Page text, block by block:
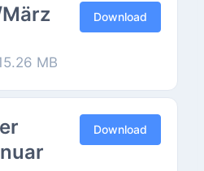
MB
Download
Download